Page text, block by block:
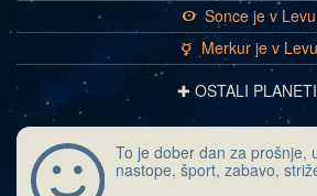
a Sonce je v Levu
c Merkur je v Levu
✚ OSTALI PLANETI
To je dober dan za prošnje,
nastope, šport, zabavo,